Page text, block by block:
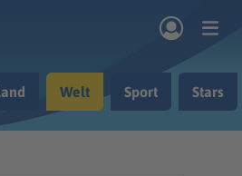
Nachrichten
Welt Sport Stars